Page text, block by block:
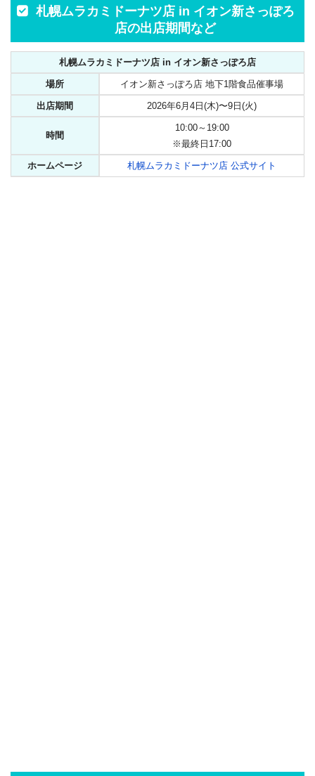
札幌ムラカミドーナツ店 in イオン新さっぽろ
店の出店期間など
札幌ムラカミドーナツ店 in イオン新さっぽろ店
場所 イオン新さっぽろ店 地下1階食品催事場
出店期間 2026年6月4日(木)〜9日(火)
時間
10:00～19:00
※最終日17:00
ホームページ 札幌ムラカミドーナツ店 公式サイト